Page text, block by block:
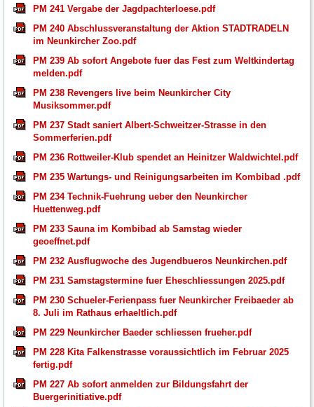
PM 241 Vergabe der Jagdpachterloese.pdf
PM 240 Abschlussveranstaltung der Aktion STADTRADELN
im Neunkircher Zoo.pdf
PM 239 Ab sofort Angebote fuer das Fest zum Weltkindertag
melden.pdf
PM 238 Revengers live beim Neunkircher City
Musiksommer.pdf
PM 237 Stadt saniert Albert-Schweitzer-Strasse in den
Sommerferien.pdf
PM 236 Rottweiler-Klub spendet an Heinitzer Waldwichtel.pdf
PM 235 Wartungs- und Reinigungsarbeiten im Kombibad .pdf
PM 234 Technik-Fuehrung ueber den Neunkircher
Huettenweg.pdf
PM 233 Sauna im Kombibad ab Samstag wieder
geoeffnet.pdf
PM 232 Ausflugwoche des Jugendbueros Neunkirchen.pdf
PM 231 Samstagstermine fuer Eheschliessungen 2025.pdf
PM 230 Schueler-Ferienpass fuer Neunkircher Freibaeder ab
8. Juli im Rathaus erhaeltlich.pdf
PM 229 Neunkircher Baeder schliessen frueher.pdf
PM 228 Kita Falkenstrasse voraussichtlich im Februar 2025
fertig.pdf
PM 227 Ab sofort anmelden zur Bildungsfahrt der
Buergerinitiative.pdf